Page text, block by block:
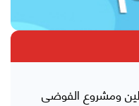
ومشروع الفوضى